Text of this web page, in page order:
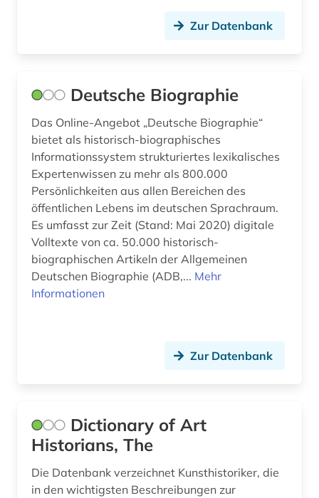
judenvernichtung (1)
jugendliteratur (2)
kanada (2)
karte (1)
kinderliteratur (2)
komponist (2)
kulturwissenschaften (1)
kunst (4)
kunstgeschichte (1)
Zur Datenbank
Deutsche Biographie
Das Online-Angebot „Deutsche Biographie“
bietet als historisch-biographisches
Informationssystem strukturiertes lexikalisches
Expertenwissen zu mehr als 800.000
Persönlichkeiten aus allen Bereichen des
öffentlichen Lebens im deutschen Sprachraum.
Es umfasst zur Zeit (Stand: Mai 2020) digitale
Volltexte von ca. 50.000 historisch-
biographischen Artikeln der Allgemeinen
Deutschen Biographie (ADB,... Mehr
Informationen
Zur Datenbank
Dictionary of Art
Historians, The
Die Datenbank verzeichnet Kunsthistoriker, die
in den wichtigsten Beschreibungen zur